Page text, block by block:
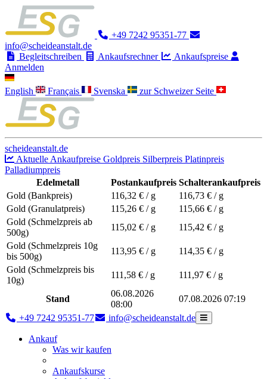
+49 7242 95351-77
info@scheideanstalt.de
Begleitschreiben
Ankaufsrechner
Ankaufspreise
Anmelden
English Français Svenska zur Schweizer Seite
scheideanstalt.de
Aktuelle Ankaufpreise Goldpreis Silberpreis Platinpreis
Palladiumpreis
Edelmetall
Postankaufpreis Schalterankaufpreis
Gold (Bankpreis)
116,32 € / g 116,73 € / g
Gold (Granulatpreis)
115,26 € / g 115,66 € / g
Gold (Schmelzpreis ab
500g)
115,02 € / g 115,42 € / g
Gold (Schmelzpreis 10g
bis 500g)
113,95 € / g 114,35 € / g
Gold (Schmelzpreis bis
10g)
111,58 € / g 111,97 € / g
Stand
06.08.2026
08:00
07.08.2026 07:19
+49 7242 95351-77 info@scheideanstalt.de
Ankauf
Was wir kaufen
Ankaufskurse